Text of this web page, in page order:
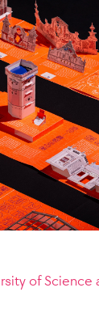
of Science